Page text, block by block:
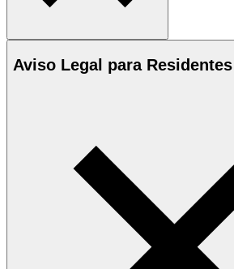
Aviso Legal para